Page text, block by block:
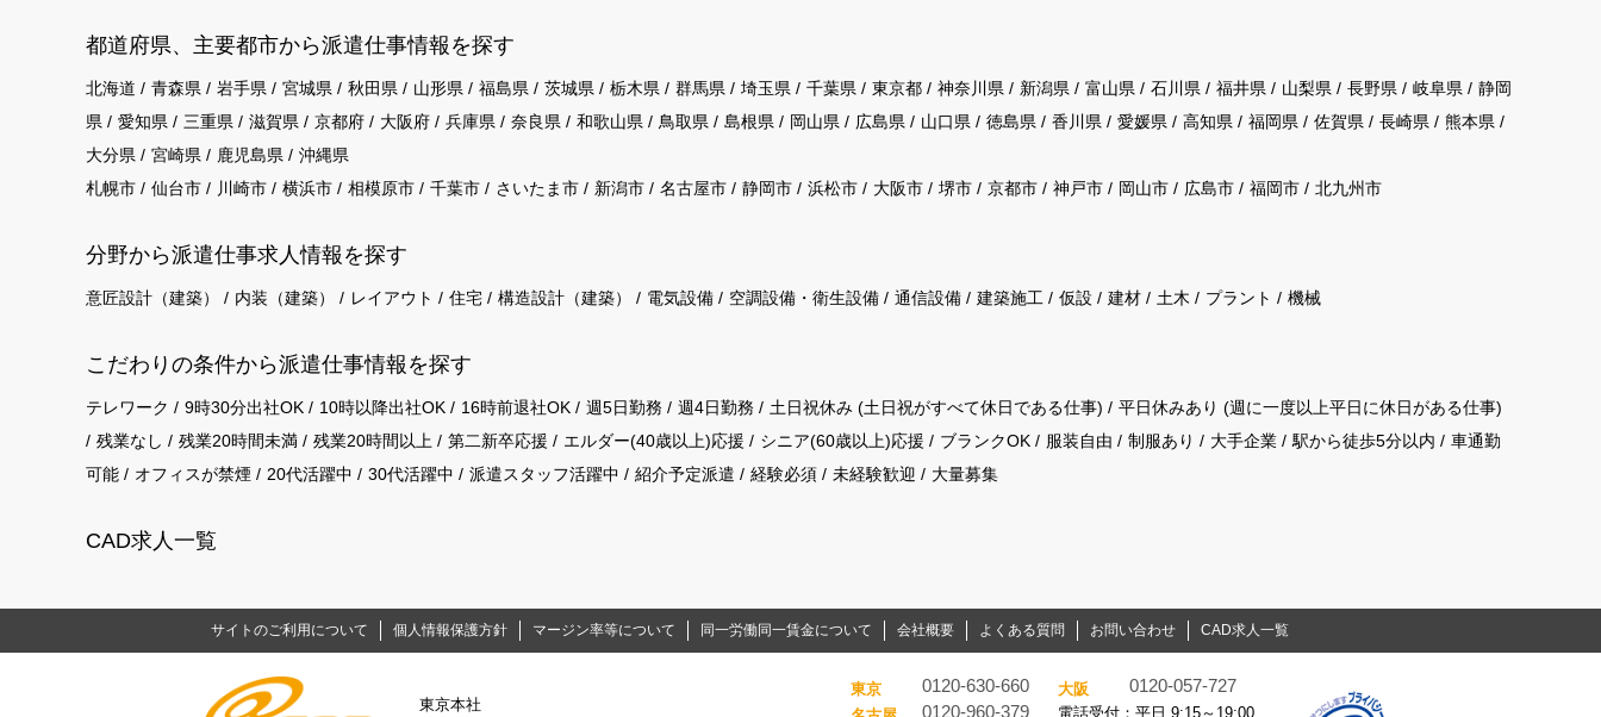
都道府県、主要都市から派遣仕事情報を探す
北海道 青森県 岩手県 宮城県 秋田県 山形県 福島県 茨城県 栃木県 群馬県 埼玉県 千葉県 東京都 神奈川県 新潟県 富山県 石川県 福井県 山梨県 長野県 岐阜県
静岡
県
愛知県 三重県 滋賀県 京都府 大阪府 兵庫県 奈良県 和歌山県 鳥取県 島根県 岡山県 広島県 山口県 徳島県 香川県 愛媛県 高知県 福岡県 佐賀県 長崎県
熊本県
大分県
宮崎県 鹿児島県
沖縄県
札幌市
仙台市 川崎市 横浜市 相模原市 千葉市 さいたま市 新潟市 名古屋市 静岡市 浜松市 大阪市 堺市 京都市 神戸市 岡山市 広島市 福岡市 北九州市
分野から派遣仕事求⼈情報を探す
意匠設計（建築） 内装（建築） レイアウト 住宅 構造設計（建築） 電気設備 空調設備・衛生設備 通信設備 建築施工 仮設 建材 土木 プラント 機械
こだわりの条件から派遣仕事情報を探す
テレワーク 9時30分出社OK 10時以降出社OK 16時前退社OK 週5日勤務 週4日勤務 土日祝休み (土日祝がすべて休日である仕事)
平日休みあり (週に一度以上平日に休日がある仕事)
残業なし
残業20時間未満 残業20時間以上 第二新卒応援 エルダー(40歳以上)応援 シニア(60歳以上)応援 ブランクOK 服装自由 制服あり 大手企業 駅から徒歩5分以内
車通勤
可能
オフィスが禁煙 20代活躍中 30代活躍中 派遣スタッフ活躍中 紹介予定派遣 経験必須 未経験歓迎 大量募集
CAD求人一覧
サイトのご利用について 個人情報保護方針 マージン率等について 同一労働同一賃金について 会社概要 よくある質問 お問い合わせ CAD求人一覧
東京本社
東京 0120-630-660 大阪 0120-057-727
0120-960-379 電話受付：平日 9:15～19:00